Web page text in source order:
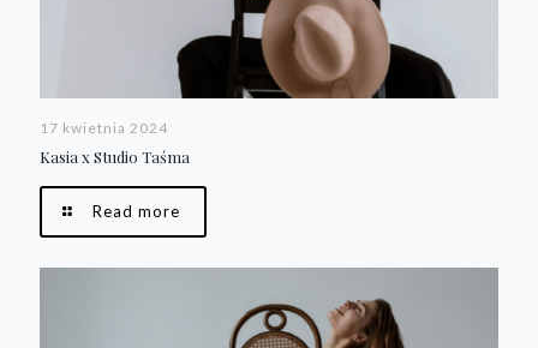
17 kwietnia 2024
Kasia x Studio Taśma
Read more